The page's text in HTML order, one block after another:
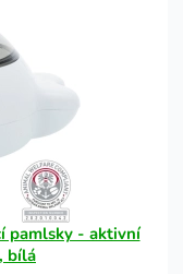
pamlsky - aktivní
bílá